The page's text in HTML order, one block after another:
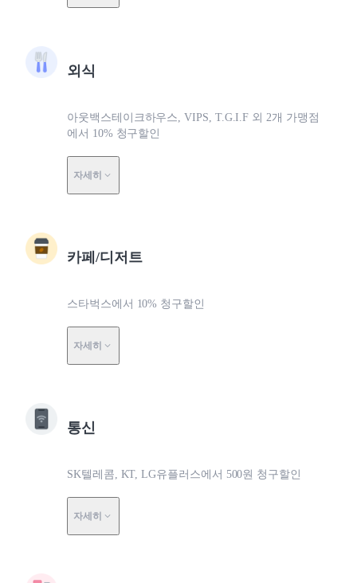
외식
아웃백스테이크하우스, VIPS, T.G.I.F 외 2개 가맹점
에서 10% 청구할인
자세히
카페/디저트
스타벅스에서 10% 청구할인
자세히
통신
SK텔레콤, KT, LG유플러스에서 500원 청구할인
자세히